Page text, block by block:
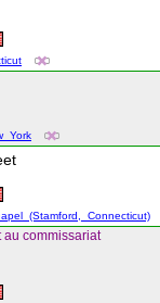
au commissariat